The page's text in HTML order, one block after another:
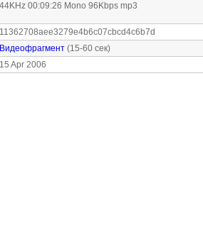
44KHz 00:09:26 Mono 96Kbps mp3
11362708aee3279e4b6c07cbcd4c6b7d
Видеофрагмент (15-60 сек)
15 Apr 2006